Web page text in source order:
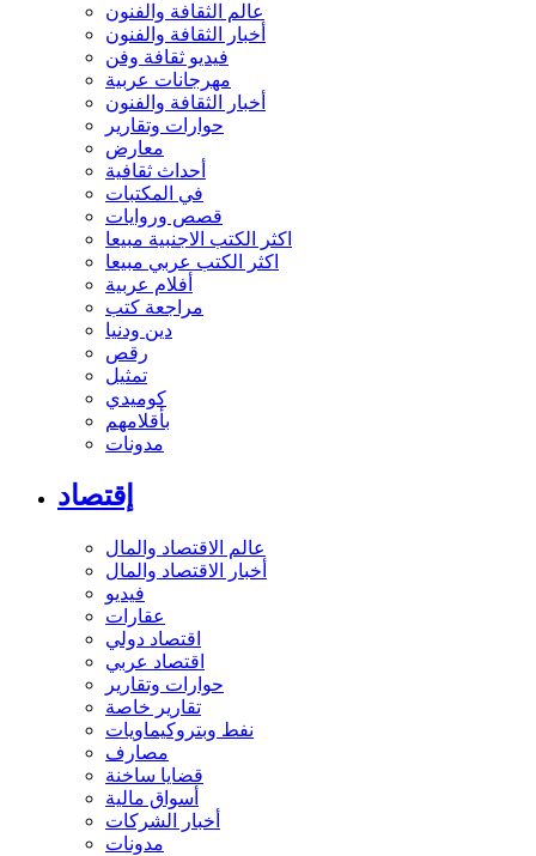
عالم الثقافة والفنون
أخبار الثقافة والفنون
فيديو ثقافة وفن
مهرجانات عربية
أخبار الثقافة والفنون
حوارات وتقارير
معارض
أحداث ثقافية
في المكتبات
قصص وروايات
اكثر الكتب الاجنبية مبيعا
اكثر الكتب عربي مبيعا
أفلام عربية
مراجعة كتب
دين ودنيا
رقص
تمثيل
كوميدي
بأقلامهم
مدونات
إقتصاد
عالم الاقتصاد والمال
أخبار الاقتصاد والمال
فيديو
عقارات
اقتصاد دولي
اقتصاد عربي
حوارات وتقارير
تقارير خاصة
نفط وبتروكيماويات
مصارف
قضايا ساخنة
أسواق مالية
أخبار الشركات
مدونات